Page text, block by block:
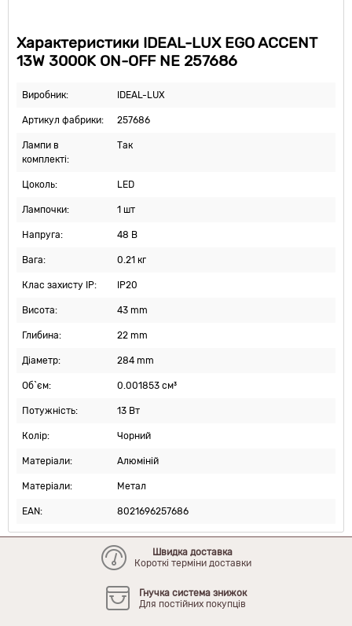
Характеристики IDEAL-LUX EGO ACCENT
13W 3000K ON-OFF NE 257686
Виробник: IDEAL-LUX
Артикул фабрики: 257686
Лампи в
комплекті:
Так
Цоколь: LED
Лампочки: 1 шт
Напруга: 48 В
Вага: 0.21 кг
Клас захисту IP: IP20
Висота: 43 mm
Глибина: 22 mm
Діаметр: 284 mm
Об`єм: 0.001853 см³
Потужність: 13 Вт
Колір: Чорний
Матеріали: Алюміній
Матеріали: Метал
EAN: 8021696257686
Швидка доставка
Короткі терміни доставки
Гнучка система знижок
Для постійних покупців